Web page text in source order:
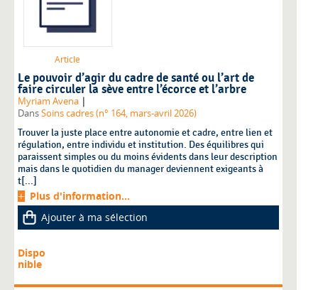
Article
Le pouvoir d’agir du cadre de santé ou l’art de
faire circuler la sève entre l’écorce et l’arbre
Myriam Avena |
DansSoins cadres (n° 164, mars-avril 2026)
Trouver la juste place entre autonomie et cadre, entre lien et
régulation, entre individu et institution. Des équilibres qui
paraissent simples ou du moins évidents dans leur description
mais dans le quotidien du manager deviennent exigeants à
t[...]
Plus d'information...
Ajouter à ma sélection
Dispo
nible